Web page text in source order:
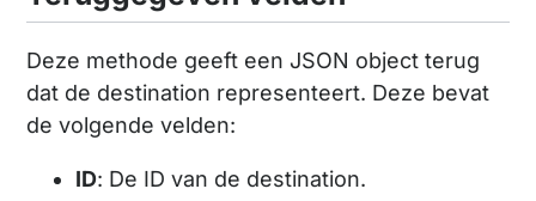
Deze methode geeft een JSON object terug
dat de destination representeert. Deze bevat
de volgende velden:
ID: De ID van de destination.